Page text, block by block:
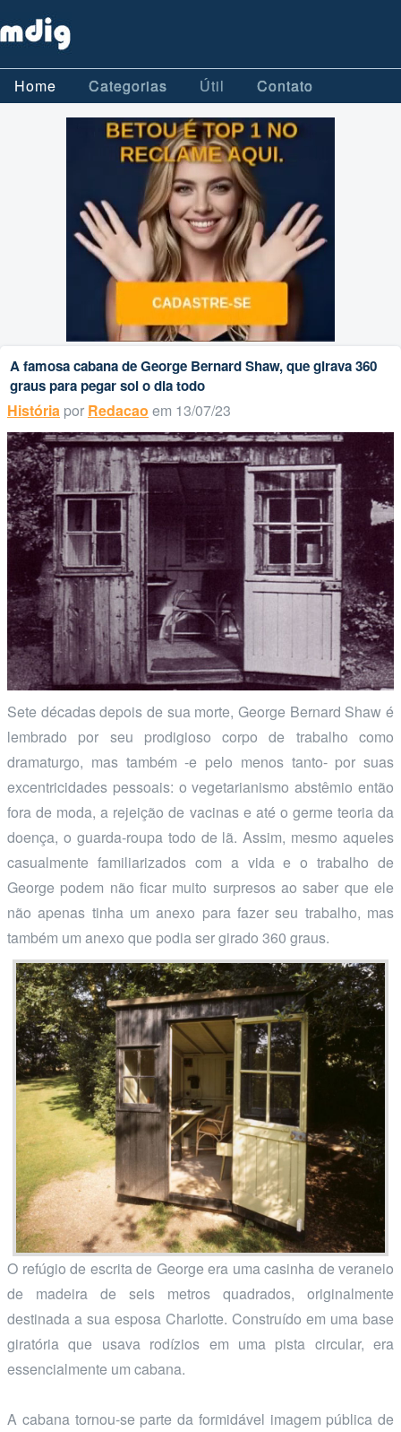
Home Categorias Útil Contato
A famosa cabana de George Bernard Shaw, que girava 360
graus para pegar sol o dia todo
História por Redacao em 13/07/23
Sete décadas depois de sua morte, George Bernard Shaw é
lembrado por seu prodigioso corpo de trabalho como
dramaturgo, mas também -e pelo menos tanto- por suas
excentricidades pessoais: o vegetarianismo abstêmio então
fora de moda, a rejeição de vacinas e até o germe teoria da
doença, o guarda-roupa todo de lã. Assim, mesmo aqueles
casualmente familiarizados com a vida e o trabalho de
George podem não ficar muito surpresos ao saber que ele
não apenas tinha um anexo para fazer seu trabalho, mas
também um anexo que podia ser girado 360 graus.
O refúgio de escrita de George era uma casinha de veraneio
de madeira de seis metros quadrados, originalmente
destinada a sua esposa Charlotte. Construído em uma base
giratória que usava rodízios em uma pista circular, era
essencialmente um cabana.
A cabana tornou-se parte da formidável imagem pública de